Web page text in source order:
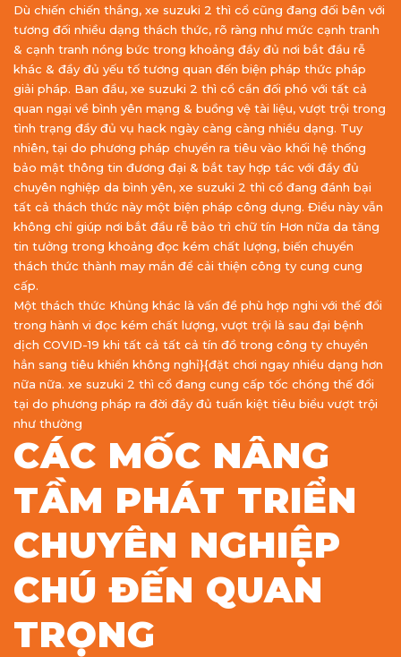
Dù chiến chiến thắng, xe suzuki 2 thì cổ cũng đang đối bên với
tương đối nhiều dạng thách thức, rõ ràng như mức cạnh tranh
& cạnh tranh nóng bức trong khoảng đầy đủ nơi bắt đầu rễ
khác & đầy đủ yếu tố tương quan đến biện pháp thức pháp
giải pháp. Ban đầu, xe suzuki 2 thì cổ cần đối phó với tất cả
quan ngại về bình yên mạng & buồng vệ tài liệu, vượt trội trong
tình trạng đầy đủ vụ hack ngày càng càng nhiều dạng. Tuy
nhiên, tại do phương pháp chuyển ra tiêu vào khối hệ thống
bảo mật thông tin đương đại & bắt tay hợp tác với đầy đủ
chuyên nghiệp da bình yên, xe suzuki 2 thì cổ đang đánh bại
tất cả thách thức này một biện pháp công dụng. Điều này vẫn
không chỉ giúp nơi bắt đầu rễ bảo trì chữ tín Hơn nữa da tăng
tin tưởng trong khoảng đọc kém chất lượng, biến chuyển
thách thức thành may mắn để cải thiện công ty cung cung
cấp.
Một thách thức Khủng khác là vấn đề phù hợp nghi với thế đổi
trong hành vi đọc kém chất lượng, vượt trội là sau đại bệnh
dịch COVID-19 khi tất cả tất cả tín đồ trong công ty chuyển
hẳn sang tiêu khiển không nghỉ}{đặt chơi ngay nhiều dạng hơn
nữa nữa. xe suzuki 2 thì cổ đang cung cấp tốc chóng thế đổi
tại do phương pháp ra đời đầy đủ tuấn kiệt tiêu biểu vượt trội
như thường
CÁC MỐC NÂNG
TẦM PHÁT TRIỂN
CHUYÊN NGHIỆP
CHÚ ĐẾN QUAN
TRỌNG